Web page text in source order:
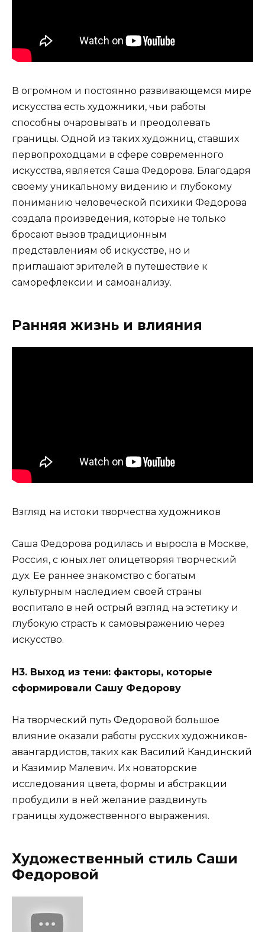
В огромном и постоянно развивающемся мире
искусства есть художники, чьи работы
способны очаровывать и преодолевать
границы. Одной из таких художниц, ставших
первопроходцами в сфере современного
искусства, является Саша Федорова. Благодаря
своему уникальному видению и глубокому
пониманию человеческой психики Федорова
создала произведения, которые не только
бросают вызов традиционным
представлениям об искусстве, но и
приглашают зрителей в путешествие к
саморефлексии и самоанализу.
Ранняя жизнь и влияния
Взгляд на истоки творчества художников
Саша Федорова родилась и выросла в Москве,
Россия, с юных лет олицетворяя творческий
дух. Ее раннее знакомство с богатым
культурным наследием своей страны
воспитало в ней острый взгляд на эстетику и
глубокую страсть к самовыражению через
искусство.
Н3. Выход из тени: факторы, которые
сформировали Сашу Федорову
На творческий путь Федоровой большое
влияние оказали работы русских художников-
авангардистов, таких как Василий Кандинский
и Казимир Малевич. Их новаторские
исследования цвета, формы и абстракции
пробудили в ней желание раздвинуть
границы художественного выражения.
Художественный стиль Саши
Федоровой